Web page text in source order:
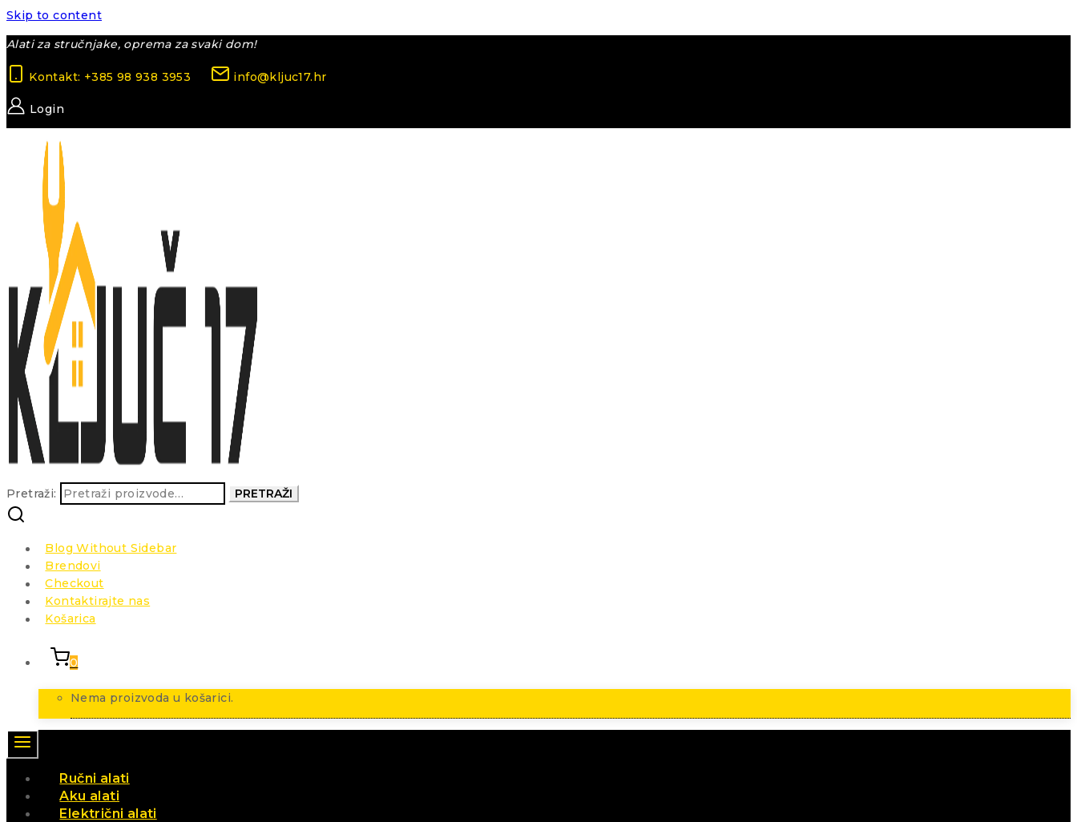
Skip to content
Alati za stručnjake, oprema za svaki dom!
Kontakt: +385 98 938 3953 info@kljuc17.hr
Login
Pretraži: PRETRAŽI
Blog Without Sidebar
Brendovi
Checkout
Kontaktirajte nas
Košarica
0
Nema proizvoda u košarici.
Ručni alati
Aku alati
Električni alati